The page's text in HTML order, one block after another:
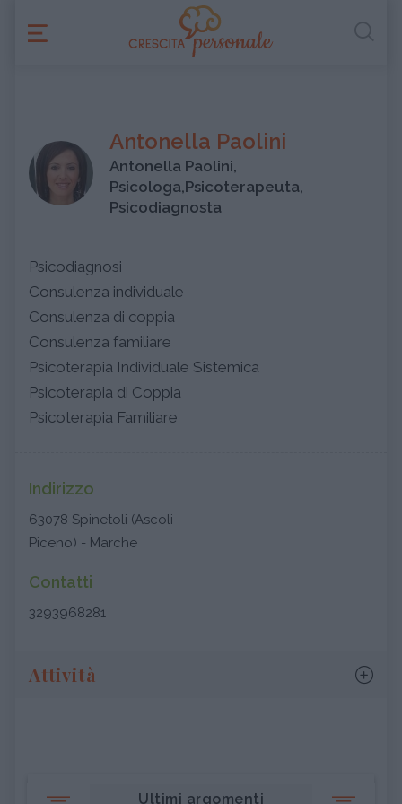
Antonella Paolini
Antonella Paolini,
Psicologa,Psicoterapeuta,
Psicodiagnosta
Psicodiagnosi
Consulenza individuale
Consulenza di coppia
Consulenza familiare
Psicoterapia Individuale Sistemica
Psicoterapia di Coppia
Psicoterapia Familiare
Indirizzo
63078 Spinetoli (Ascoli
Piceno) - Marche
Contatti
3293968281
Attività
Ultimi argomenti